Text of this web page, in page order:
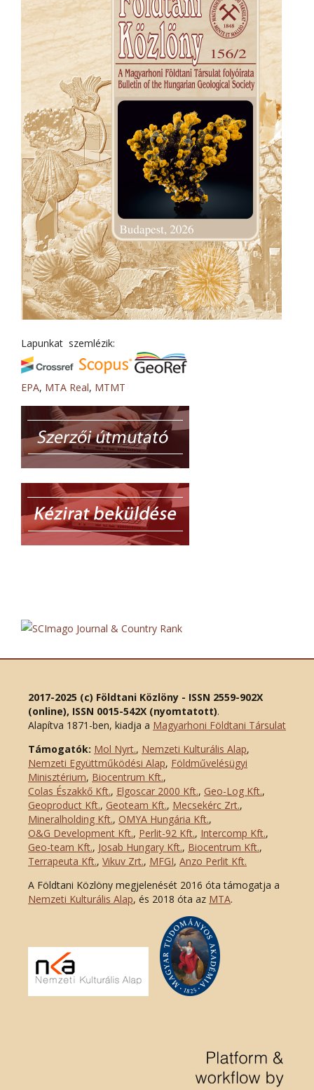
Lapunkat szemlézik:
EPA, MTA Real, MTMT
2017-2025 (c) Földtani Közlöny - ISSN 2559-902X
(online), ISSN 0015-542X (nyomtatott).
Alapítva 1871-ben, kiadja a Magyarhoni Földtani Társulat
Támogatók: Mol Nyrt., Nemzeti Kulturális Alap,
Nemzeti Együttműködési Alap, Földművelésügyi
Minisztérium, Biocentrum Kft.,
Colas Északkő Kft., Elgoscar 2000 Kft., Geo-Log Kft.,
Geoproduct Kft., Geoteam Kft., Mecsekérc Zrt.,
Mineralholding Kft., OMYA Hungária Kft.,
O&G Development Kft., Perlit-92 Kft., Intercomp Kft.,
Geo-team Kft., Josab Hungary Kft., Biocentrum Kft.,
Terrapeuta Kft., Vikuv Zrt., MFGI, Anzo Perlit Kft.
A Földtani Közlöny megjelenését 2016 óta támogatja a
Nemzeti Kulturális Alap, és 2018 óta az MTA.